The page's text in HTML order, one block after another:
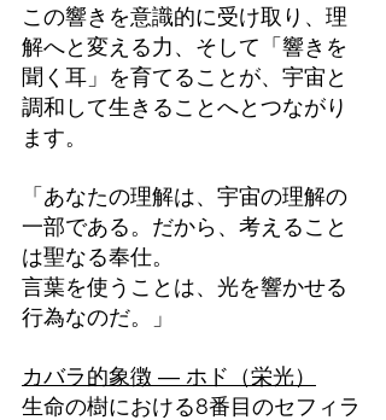
この響きを意識的に受け取り、理
解へと変える力、そして「響きを
聞く耳」を育てることが、宇宙と
調和して生きることへとつながり
ます。
「あなたの理解は、宇宙の理解の
一部である。だから、考えること
は聖なる奉仕。
言葉を使うことは、光を響かせる
行為なのだ。」
カバラ的象徴 ― ホド（栄光）
生命の樹における8番目のセフィラ